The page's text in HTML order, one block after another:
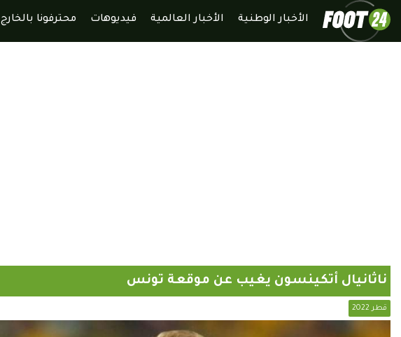
الأخبار الوطنية الأخبار العالمية فيديوهات محترفونا بالخارج
ناثانيال أتكينسون يغيب عن موقعة تونس
قطر 2022